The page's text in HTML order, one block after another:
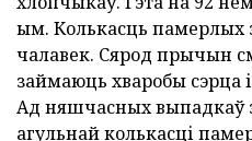
ым. Колькасць памерлых
чалавек. Сярод прычын
займаюць хваробы сэрца
Ад няшчасных выпадкаў
агульнай колькасці